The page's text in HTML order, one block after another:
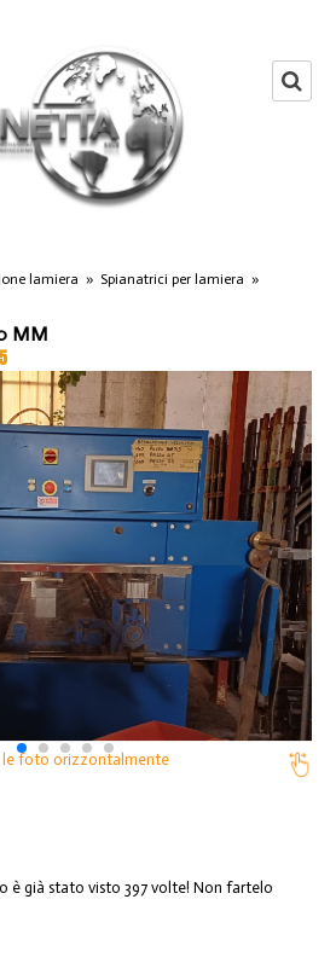
lamiera » Spianatrici per lamiera »
MM
le foto orizzontalmente
già stato visto 397 volte! Non fartelo